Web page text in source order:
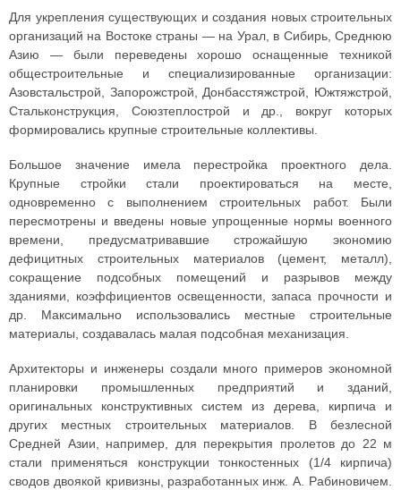
Для укрепления существующих и создания новых строительных
организаций на Востоке страны — на Урал, в Сибирь, Среднюю
Азию — были переведены хорошо оснащенные техникой
общестроительные и специализированные организации:
Азовстальстрой, Запорожстрой, Донбасстяжстрой, Южтяжстрой,
Стальконструкция, Союзтеплострой и др., вокруг которых
формировались крупные строительные коллективы.
Большое значение имела перестройка проектного дела.
Крупные стройки стали проектироваться на месте,
одновременно с выполнением строительных работ. Были
пересмотрены и введены новые упрощенные нормы военного
времени, предусматривавшие строжайшую экономию
дефицитных строительных материалов (цемент, металл),
сокращение подсобных помещений и разрывов между
зданиями, коэффициентов освещенности, запаса прочности и
др. Максимально использовались местные строительные
материалы, создавалась малая подсобная механизация.
Архитекторы и инженеры создали много примеров экономной
планировки промышленных предприятий и зданий,
оригинальных конструктивных систем из дерева, кирпича и
других местных строительных материалов. В безлесной
Средней Азии, например, для перекрытия пролетов до 22 м
стали применяться конструкции тонкостенных (1/4 кирпича)
сводов двоякой кривизны, разработанных инж. А. Рабиновичем.